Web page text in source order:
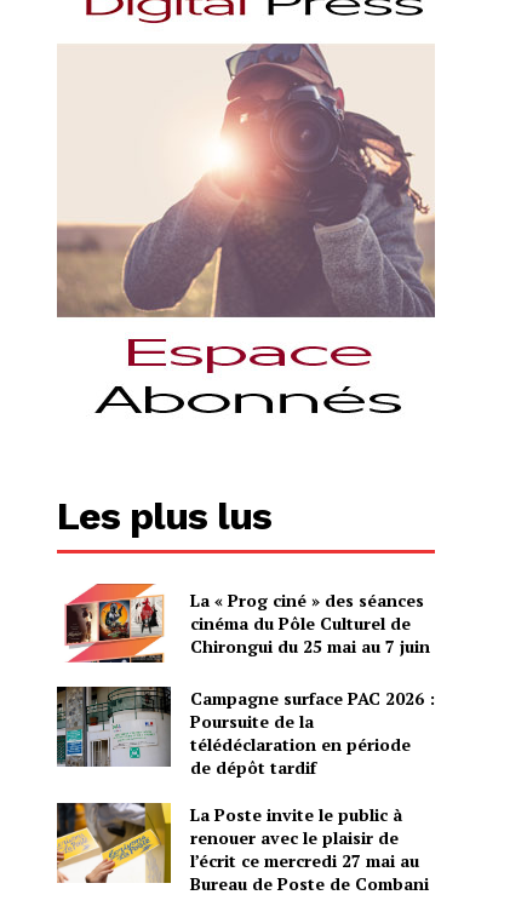
Les plus lus
La « Prog ciné » des séances
cinéma du Pôle Culturel de
Chirongui du 25 mai au 7 juin
Campagne surface PAC 2026 :
Poursuite de la
télédéclaration en période
de dépôt tardif
La Poste invite le public à
renouer avec le plaisir de
l’écrit ce mercredi 27 mai au
Bureau de Poste de Combani